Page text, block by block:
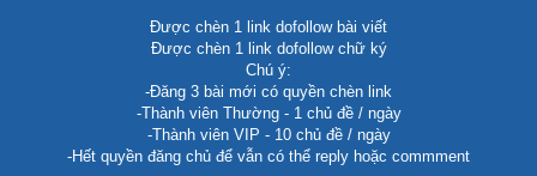
Được chèn 1 link dofollow bài viết
Được chèn 1 link dofollow chữ ký
Chú ý:
-Đăng 3 bài mới có quyền chèn link
-Thành viên Thường - 1 chủ đề / ngày
-Thành viên VIP - 10 chủ đề / ngày
-Hết quyền đăng chủ để vẫn có thể reply hoặc commment